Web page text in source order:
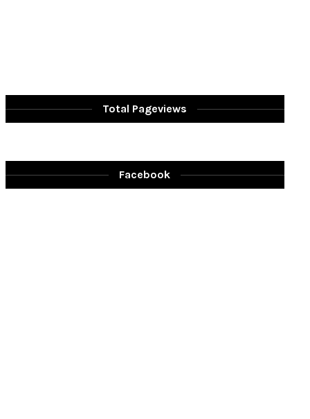
Total Pageviews
Facebook